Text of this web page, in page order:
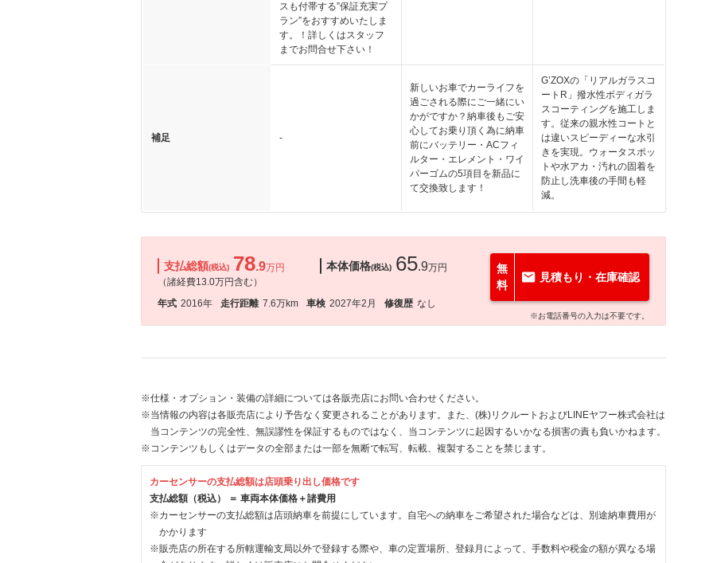
スも付帯する”保証充実プ
ラン”をおすすめいたしま
す。！詳しくはスタッフ
までお問合せ下さい！
補足 -
新しいお車でカーライフを
過ごされる際にご一緒にい
かがですか？納車後もご安
心してお乗り頂く為に納車
前にバッテリー・ACフィ
ルター・エレメント・ワイ
パーゴムの5項目を新品に
て交換致します！
G’ZOXの「リアルガラスコ
ートR」撥水性ボディガラ
スコーティングを施工しま
す。従来の親水性コートと
は違いスピーディーな水引
きを実現。ウォータスポッ
トや水アカ・汚れの固着を
防止し洗車後の手間も軽
減。
支払総額(税込) 78.9万円
（諸経費13.0万円含む）
本体価格(税込) 65.9万円
年式 2016年 走行距離 7.6万km 車検 2027年2月 修復歴 なし
無
料
見積もり・在庫確認
※お電話番号の入力は不要です。
※仕様・オプション・装備の詳細については各販売店にお問い合わせください。
※当情報の内容は各販売店により予告なく変更されることがあります。また、(株)リクルートおよびLINEヤフー株式会社は
当コンテンツの完全性、無誤謬性を保証するものではなく、当コンテンツに起因するいかなる損害の責も負いかねます。
※コンテンツもしくはデータの全部または一部を無断で転写、転載、複製することを禁じます。
カーセンサーの支払総額は店頭乗り出し価格です
支払総額（税込） ＝ 車両本体価格＋諸費用
※カーセンサーの支払総額は店頭納車を前提にしています。自宅への納車をご希望された場合などは、別途納車費用が
かかります
※販売店の所在する所轄運輸支局以外で登録する際や、車の定置場所、登録月によって、手数料や税金の額が異なる場